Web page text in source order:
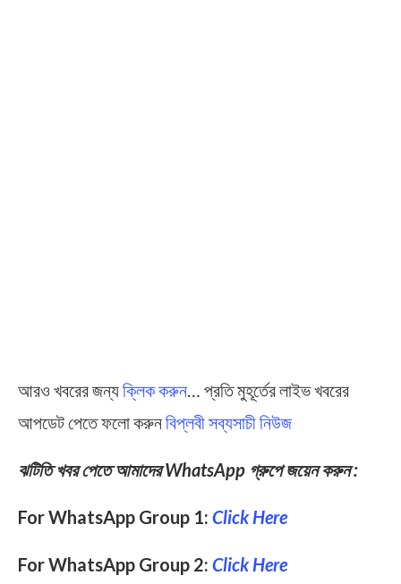
আরও খবরের জন্যক্লিক করুন… প্রতি মুহূর্তের লাইভ খবরের
আপডেট পেতে ফলো করুনবিপ্লবী সব্যসাচী নিউজ
ঝটিতি খবর পেতে আমাদের WhatsApp গ্রুপে জয়েন করুন :
For WhatsApp Group 1: Click Here
For WhatsApp Group 2: Click Here